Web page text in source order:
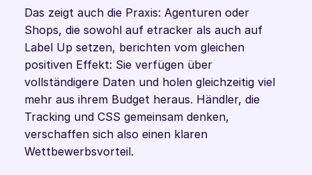
Das zeigt auch die Praxis: Agenturen oder
Shops, die sowohl auf etracker als auch auf
Label Up setzen, berichten vom gleichen
positiven Effekt: Sie verfügen über
vollständigere Daten und holen gleichzeitig viel
mehr aus ihrem Budget heraus. Händler, die
Tracking und CSS gemeinsam denken,
verschaffen sich also einen klaren
Wettbewerbsvorteil.